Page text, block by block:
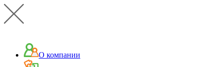
О компании